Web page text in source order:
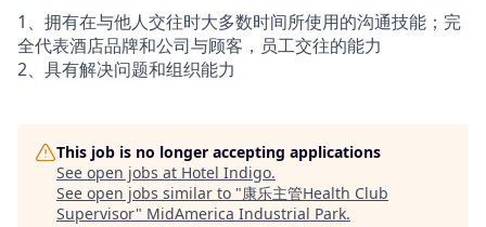
1、拥有在与他人交往时大多数时间所使用的沟通技能；完
全代表酒店品牌和公司与顾客，员工交往的能力
2、具有解决问题和组织能力
This job is no longer accepting applications
See open jobs at Hotel Indigo.
See open jobs similar to "康乐主管Health Club
Supervisor" MidAmerica Industrial Park.